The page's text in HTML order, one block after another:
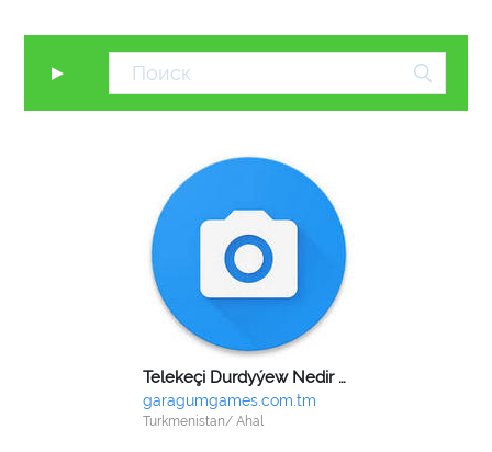
▼
Telekeçi Durdyýew Nedir Çaryýarowiç
garagumgames.com.tm
Turkmenistan/ Ahal